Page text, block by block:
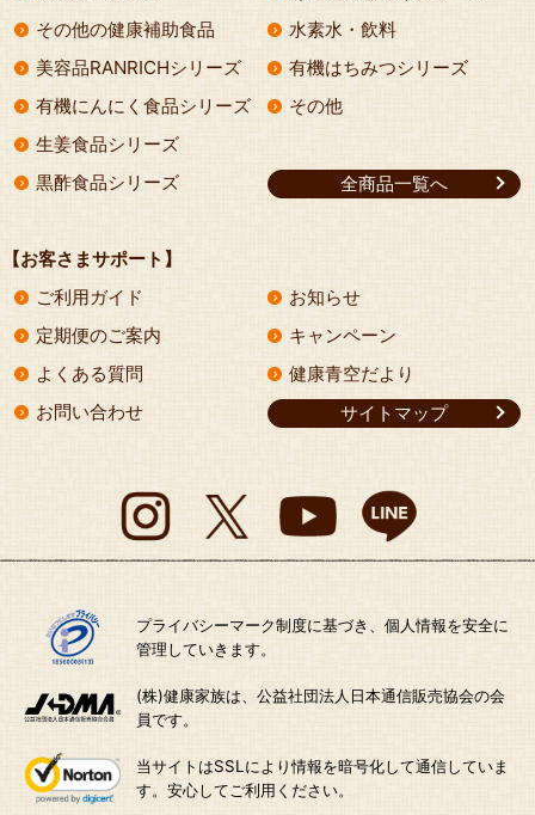
その他の健康補助食品
水素水・飲料
美容品RANRICHシリーズ
有機はちみつシリーズ
有機にんにく食品シリーズ
その他
生姜食品シリーズ
黒酢食品シリーズ
全商品一覧へ
【お客さまサポート】
ご利用ガイド
お知らせ
定期便のご案内
キャンペーン
よくある質問
健康青空だより
お問い合わせ
サイトマップ
プライバシーマーク制度に基づき、個人情報を安全に
管理していきます。
(株)健康家族は、公益社団法人日本通信販売協会の会
員です。
当サイトはSSLにより情報を暗号化して通信していま
す。安心してご利用ください。